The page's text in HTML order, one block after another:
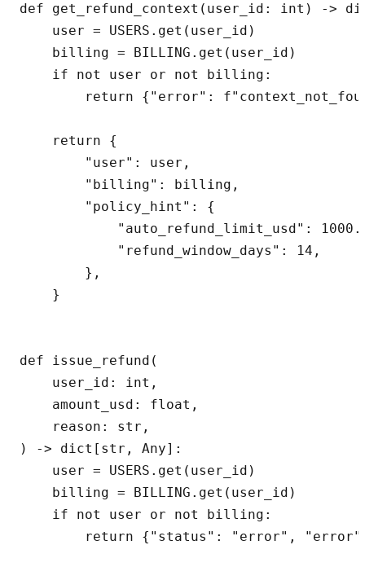
def get_refund_context(user_id: int) ->
    user = USERS.get(user_id)
    billing = BILLING.get(user_id)
    if not user or not billing:
return {"error":
    return {
        "user": user,
        "billing": billing,
        "policy_hint": {
"auto_refund_limit_usd":
            "refund_window_days": 14,
        },
    }
def issue_refund(
    user_id: int,
    amount_usd: float,
    reason: str,
) -> dict[str, Any]:
    user = USERS.get(user_id)
    billing = BILLING.get(user_id)
    if not user or not billing:
return {"status": "error",